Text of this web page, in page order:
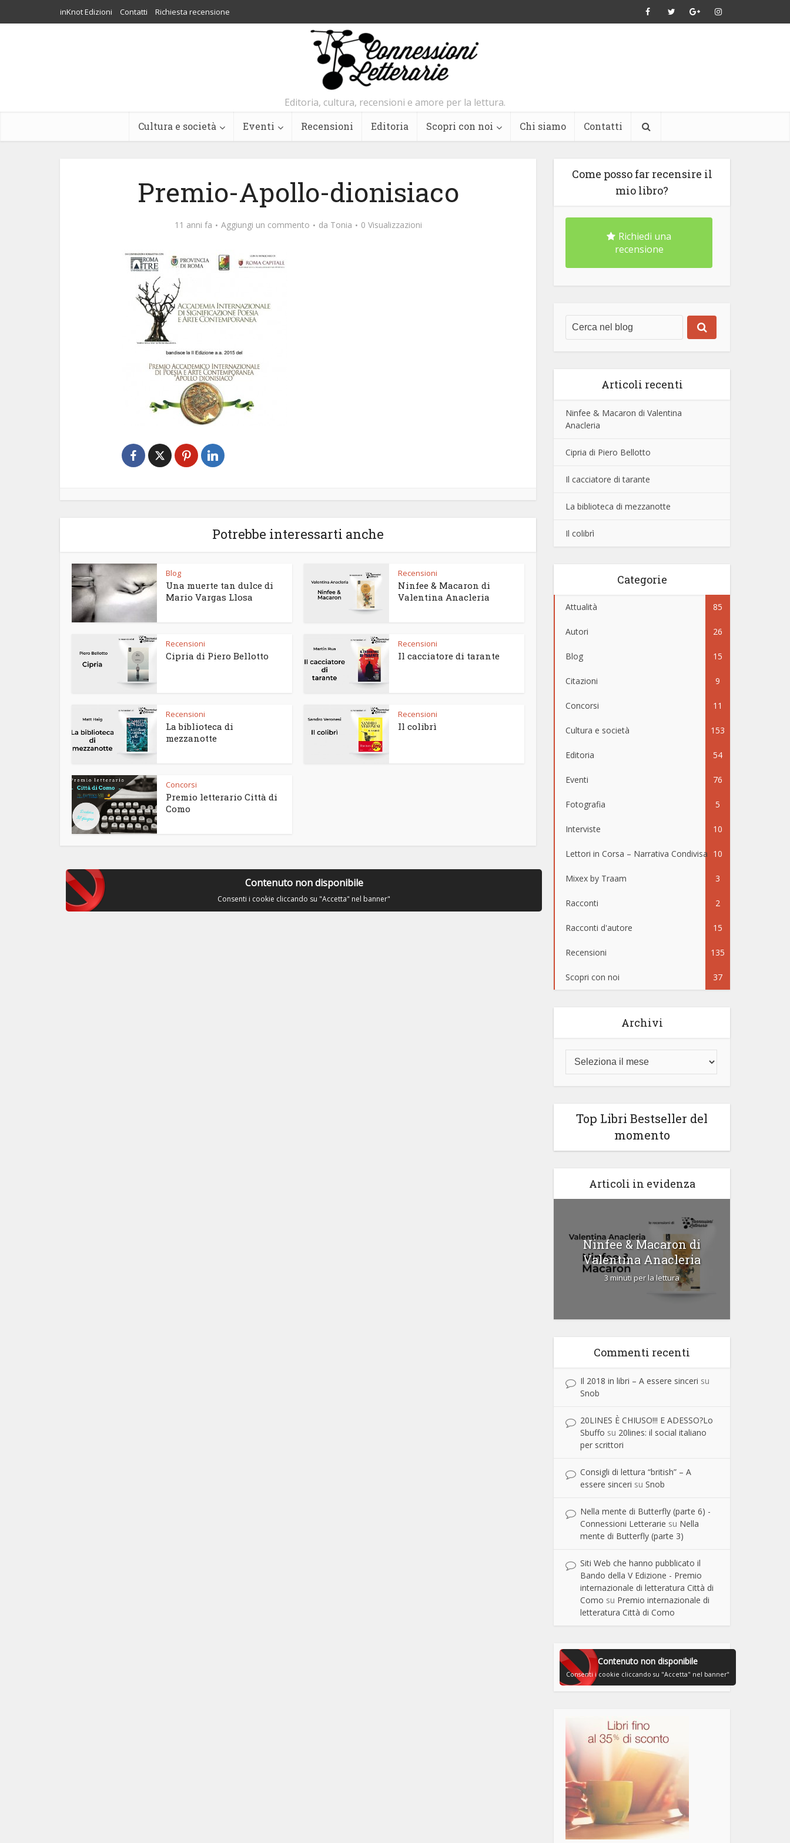
inKnot Edizioni Contatti Richiesta recensione
Editoria, cultura, recensioni e amore per la lettura.
Cultura e società Eventi Recensioni Editoria Scopri con noi Chi siamo Contatti
Premio-Apollo-dionisiaco
11 anni fa Aggiungi un commento da Tonia 0 Visualizzazioni
Potrebbe interessarti anche
Blog
Una muerte tan dulce di
Mario Vargas Llosa
Recensioni
Ninfee & Macaron di
Valentina Anacleria
Recensioni
Cipria di Piero Bellotto
Recensioni
Il cacciatore di tarante
Recensioni
La biblioteca di
mezzanotte
Recensioni
Il colibrì
Concorsi
Premio letterario Città di
Como
Contenuto non disponibile
Consenti i cookie cliccando su "Accetta" nel banner"
Come posso far recensire il
mio libro?
Richiedi una
recensione
Articoli recenti
Ninfee & Macaron di Valentina
Anacleria
Cipria di Piero Bellotto
Il cacciatore di tarante
La biblioteca di mezzanotte
Il colibrì
Categorie
Attualità 85
Autori 26
Blog 15
Citazioni 9
Concorsi 11
Cultura e società 153
Editoria 54
Eventi 76
Fotografia 5
Interviste 10
Lettori in Corsa – Narrativa Condivisa 10
Mixex by Traam 3
Racconti 2
Racconti d'autore 15
Recensioni 135
Scopri con noi 37
Archivi
Top Libri Bestseller del
momento
Articoli in evidenza
Ninfee & Macaron di
Valentina Anacleria
3 minuti per la lettura
Commenti recenti
Il 2018 in libri – A essere sinceri su
Snob
20LINES È CHIUSO!!! E ADESSO?Lo
Sbuffo su 20lines: il social italiano
per scrittori
Consigli di lettura “british” – A
essere sinceri su Snob
Nella mente di Butterfly (parte 6) -
Connessioni Letterarie su Nella
mente di Butterfly (parte 3)
Siti Web che hanno pubblicato il
Bando della V Edizione - Premio
internazionale di letteratura Città di
Como su Premio internazionale di
letteratura Città di Como
Contenuto non disponibile
Consenti i cookie cliccando su "Accetta" nel banner"